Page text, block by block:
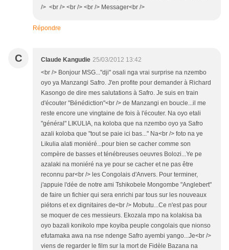
/> <br /> <br /> <br /> Messager<br />
Répondre
C Claude Kangudie 25/03/2012 13:42
<br /> Bonjour MSG..."dji" osali nga vrai surprise na nzembo
oyo ya Manzangi Safro. J'en profite pour demander à Richard
Kasongo de dire mes salutations à Safro. Je suis en train
d'écouter "Bénédiction"<br /> de Manzangi en boucle...il me
reste encore une vingtaine de fois à l'écouter. Na oyo etali
"général" LIKULIA, na koloba que na nzembo oyo ya Safro
azali koloba que "tout se paie ici bas..." Na<br /> foto na ye
Likulia alati moniéré...pour bien se cacher comme son
compère de basses et ténébreuses oeuvres Bolozi...Ye pe
azalaki na moniéré na ye pour se cacher et ne pas être
reconnu par<br /> les Congolais d'Anvers. Pour terminer,
j'appuie l'dée de notre ami Tshikobele Mongombe "Anglebert"
de faire un fichier qui sera enrichi par tous sur les nouveaux
piétons et ex dignitaires de<br /> Mobutu...Ce n'est pas pour
se moquer de ces messieurs. Ekozala mpo na kolakisa ba
oyo bazali konikolo mpe koyiba peuple congolais que nionso
efutamaka awa na nse ndenge Safro ayembi yango...Je<br />
viens de regarder le film sur la mort de Fidèle Bazana na